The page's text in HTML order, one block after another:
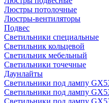
Люстры потолочные
Люстры-вентиляторы
Подвес
Светильники специальные
Светильник кольцевой
Светильник мебельный
Светильники точечные
Даунлайты
Светильники под лампу
Светильники под лампу
Светильники под лампу